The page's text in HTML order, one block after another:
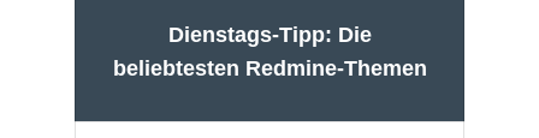
Dienstags-Tipp: Die
beliebtesten Redmine-Themen